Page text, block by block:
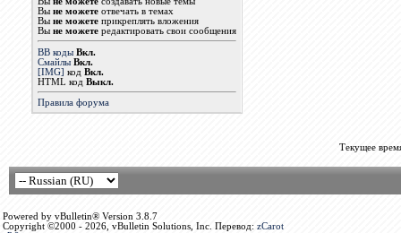
Вы не можетеотвечать в темах
Вы не можетеприкреплять вложения
Вы не можетередактировать свои сообщения
BB коды Вкл.
Смайлы Вкл.
[IMG] код Вкл.
HTML код Выкл.
Правила форума
Текущее
Powered by vBulletin® Version 3.8.7
Copyright ©2000 - 2026, vBulletin Solutions, Inc. Перевод: zCarot